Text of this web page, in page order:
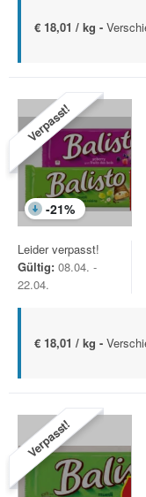
€ 18,01 / kg -
Verpasst!
-21%
Leider verpasst!
Gültig: 08.04. -
22.04.
€ 18,01 / kg -
Verpasst!